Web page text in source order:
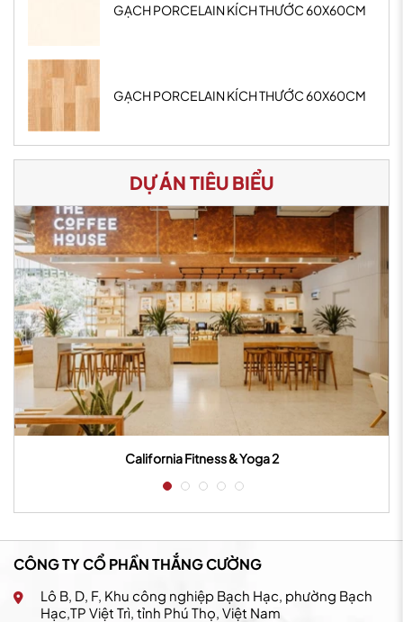
GẠCH PORCELAIN KÍCH THƯỚC 60X60CM
GẠCH PORCELAIN KÍCH THƯỚC 60X60CM
DỰ ÁN TIÊU BIỂU
California Fitness & Yoga 2
CÔNG TY CỔ PHẦN THẮNG CƯỜNG
Lô B, D, F, Khu công nghiệp Bạch Hạc, phường Bạch
Hạc,TP Việt Trì, tỉnh Phú Thọ, Việt Nam